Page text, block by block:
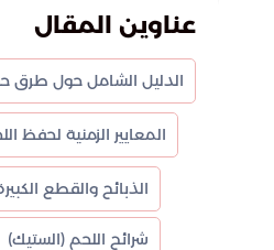
عناوين المقال
المعايير الزمنية لحفظ
الذبائح والقطع
شرائح اللحم (الستيك)